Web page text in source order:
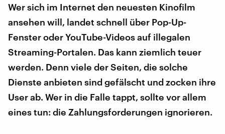
Wer sich im Internet den neuesten Kinofilm
ansehen will, landet schnell über Pop-Up-
Fenster oder YouTube-Videos auf illegalen
Streaming-Portalen. Das kann ziemlich teuer
werden. Denn viele der Seiten, die solche
Dienste anbieten sind gefälscht und zocken ihre
User ab. Wer in die Falle tappt, sollte vor allem
eines tun: die Zahlungsforderungen ignorieren.